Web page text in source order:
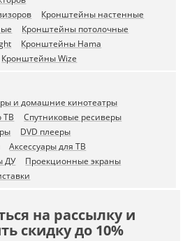
Кронштейны настенные
Кронштейны потолочные
Кронштейны Hama
Кронштейны Wize
и домашние кинотеатры
ТВ
Спутниковые ресиверы
DVD плееры
Аксессуары для ТВ
ДУ
Проекционные экраны
на рассылку и
скидку до 10%